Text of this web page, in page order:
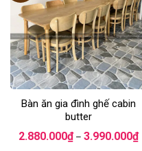
Bàn ăn gia đình ghế cabin
butter
2.880.000₫ – 3.990.000₫